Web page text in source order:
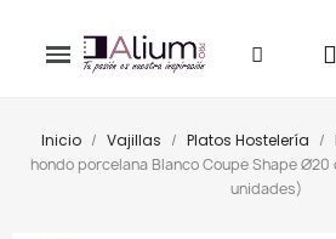
Inicio Vajillas Platos Hostelería
hondo porcelana Blanco Coupe Shape Ø20
unidades)